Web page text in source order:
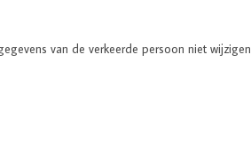
van de verkeerde persoon niet wijzigen